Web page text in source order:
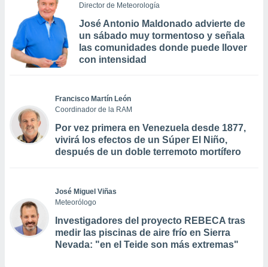
Director de Meteorología
José Antonio Maldonado advierte de
un sábado muy tormentoso y señala
las comunidades donde puede llover
con intensidad
Francisco Martín León
Coordinador de la RAM
Por vez primera en Venezuela desde 1877,
vivirá los efectos de un Súper El Niño,
después de un doble terremoto mortífero
José Miguel Viñas
Meteorólogo
Investigadores del proyecto REBECA tras
medir las piscinas de aire frío en Sierra
Nevada: "en el Teide son más extremas"